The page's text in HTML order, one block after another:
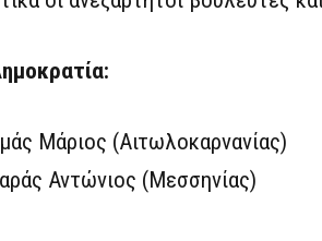
Μάριος (Αιτωλοκαρνανίας)
Αντώνιος (Μεσσηνίας)